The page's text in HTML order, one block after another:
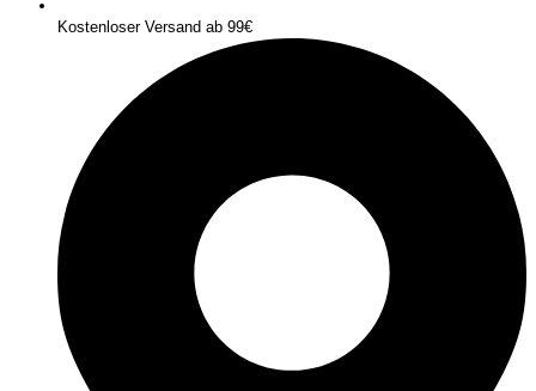
Kostenloser Versand ab 99€